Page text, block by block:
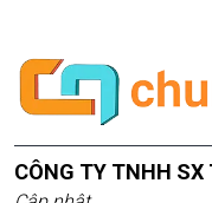
CÔNG TY TNHH